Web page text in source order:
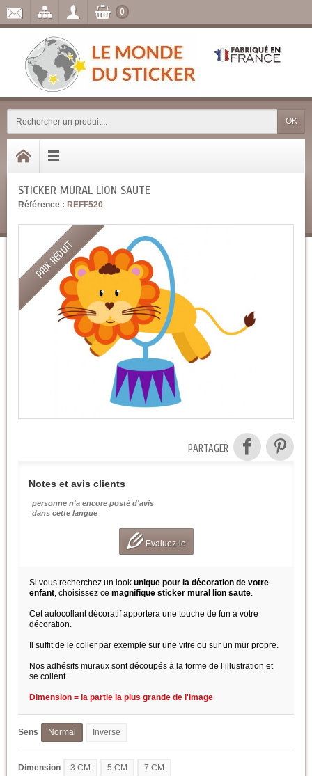
OK
0
STICKER MURAL LION SAUTE
Référence : REFF520
PRIX RÉDUIT
PARTAGER
Notes et avis clients
personne n'a encore posté d'avis
dans cette langue
Evaluez-le
Si vous recherchez un look unique pour la décoration de votre
enfant, choisissez ce magnifique sticker mural lion saute.
Cet autocollant décoratif apportera une touche de fun à votre
décoration.
Il suffit de le coller par exemple sur une vitre ou sur un mur propre.
Nos adhésifs muraux sont découpés à la forme de l’illustration et
se collent.
Dimension = la partie la plus grande de l'image
Sens Normal Inverse
Dimension 3 CM 5 CM 7 CM